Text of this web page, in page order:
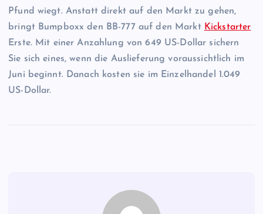
Pfund wiegt. Anstatt direkt auf den Markt zu gehen,
bringt Bumpboxx den BB-777 auf den Markt Kickstarter
Erste. Mit einer Anzahlung von 649 US-Dollar sichern
Sie sich eines, wenn die Auslieferung voraussichtlich im
Juni beginnt. Danach kosten sie im Einzelhandel 1.049
US-Dollar.